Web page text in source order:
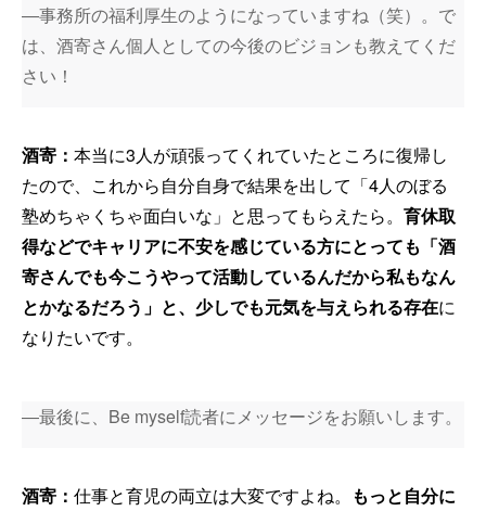
―事務所の福利厚生のようになっていますね（笑）。で
は、酒寄さん個人としての今後のビジョンも教えてくだ
さい！
酒寄： 本当に3人が頑張ってくれていたところに復帰し
たので、これから自分自身で結果を出して「4人のぼる
塾めちゃくちゃ面白いな」と思ってもらえたら。 育休取
得などでキャリアに不安を感じている方にとっても「酒
寄さんでも今こうやって活動しているんだから私もなん
とかなるだろう」と、少しでも元気を与えられる存在に
なりたいです。
―最後に、Be myself読者にメッセージをお願いします。
酒寄： 仕事と育児の両立は大変ですよね。 もっと自分に